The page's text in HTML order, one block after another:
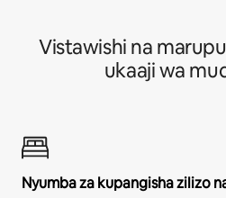
Vistawishi na
ukaaji wa
Nyumba za kupangisha zilizo